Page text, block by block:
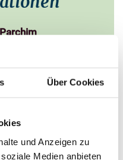
Über Cookies
und Anzeigen zu
Medien anbieten